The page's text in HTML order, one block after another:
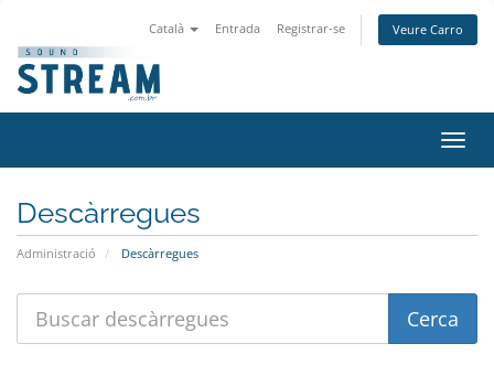
Català Entrada Registrar-se Veure Carro
la
Descàrregues
Administració Descàrregues